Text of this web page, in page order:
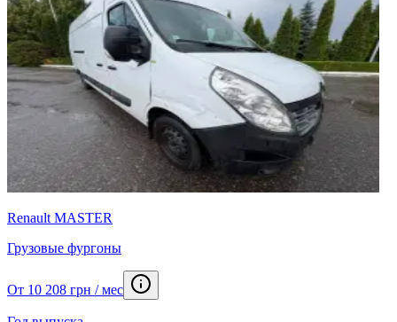
Renault MASTER
Грузовые фургоны
От 10 208 грн / мес